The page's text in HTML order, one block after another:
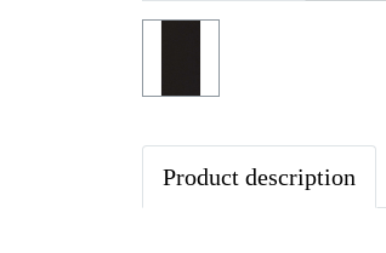
Product description